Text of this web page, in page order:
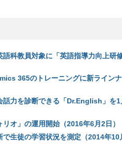
語科教員対象に「英語指導力向上研
365のトレーニングに新ライン
話力を診断できる「Dr.English」を
オ」の運用開始（2016年6月2日）
生徒の学習状況を測定（2014年10